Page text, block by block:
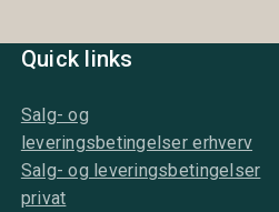
Quick links
Salg- og
leveringsbetingelser erhverv
Salg- og leveringsbetingelser
privat